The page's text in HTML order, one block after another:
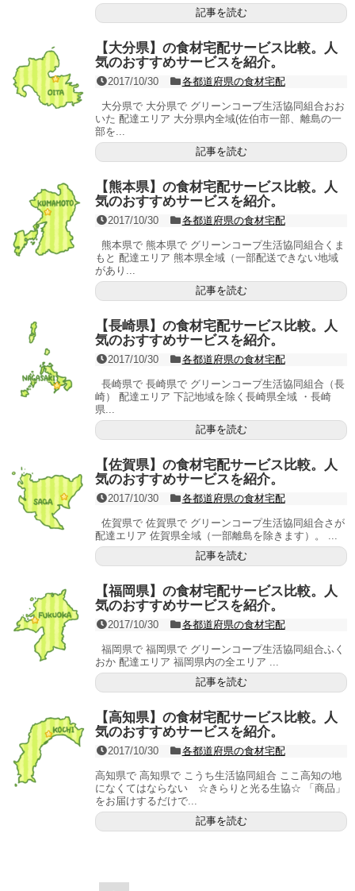
記事を読む
【大分県】の食材宅配サービス比較。人
気のおすすめサービスを紹介。
2017/10/30 各都道府県の食材宅配
大分県で 大分県で グリーンコープ生活協同組合おお
いた 配達エリア 大分県内全域(佐伯市一部、離島の一
部を...
記事を読む
【熊本県】の食材宅配サービス比較。人
気のおすすめサービスを紹介。
2017/10/30 各都道府県の食材宅配
熊本県で 熊本県で グリーンコープ生活協同組合くま
もと 配達エリア 熊本県全域（一部配送できない地域
があり...
記事を読む
【長崎県】の食材宅配サービス比較。人
気のおすすめサービスを紹介。
2017/10/30 各都道府県の食材宅配
長崎県で 長崎県で グリーンコープ生活協同組合（長
崎） 配達エリア 下記地域を除く長崎県全域 ・長崎
県...
記事を読む
【佐賀県】の食材宅配サービス比較。人
気のおすすめサービスを紹介。
2017/10/30 各都道府県の食材宅配
佐賀県で 佐賀県で グリーンコープ生活協同組合さが
配達エリア 佐賀県全域（一部離島を除きます）。 ...
記事を読む
【福岡県】の食材宅配サービス比較。人
気のおすすめサービスを紹介。
2017/10/30 各都道府県の食材宅配
福岡県で 福岡県で グリーンコープ生活協同組合ふく
おか 配達エリア 福岡県内の全エリア ...
記事を読む
【高知県】の食材宅配サービス比較。人
気のおすすめサービスを紹介。
2017/10/30 各都道府県の食材宅配
高知県で 高知県で こうち生活協同組合 ここ高知の地
になくてはならない ☆きらりと光る生協☆ 「商品」
をお届けするだけで...
記事を読む